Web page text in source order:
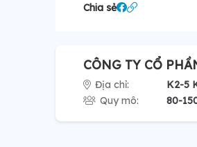
Chia sẻ
CÔNG TY CỔ
Địa chỉ:
K2-5
Quy mô:
80-